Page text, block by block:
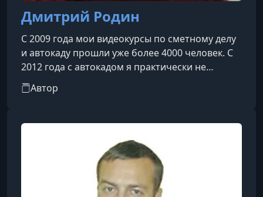
Дмитрий Родин
С 2009 года мои видеокурсы по сметному делу
и автокаду прошли уже более 4000 человек. С
2012 года с автокадом я практически не
работаю, а занимаюсь сметным делом
(обучением и составлением сметной
скопилось очень много “инсайдерскийх”
приемов работы, которые значительно
упрощают работу сметчика. Я люблю все
максимально автоматизировать, чтобы
допускать меньше ошибок в работе и
освобождать личное время. Для этих
Автор